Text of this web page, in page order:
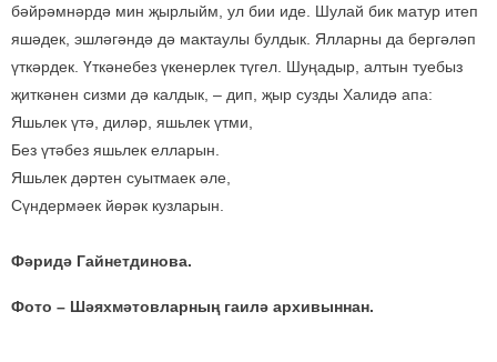
бәйрәмнәрдә мин җырлыйм, ул бии иде. Шулай бик матур итеп
яшәдек, эшләгәндә дә мактаулы булдык. Ялларны да бергәләп
үткәрдек. Үткәнебез үкенерлек түгел. Шуңадыр, алтын туебыз
җиткәнен сизми дә калдык, – дип, җыр сузды Халидә апа:
Яшьлек үтә, диләр, яшьлек үтми,
Без үтәбез яшьлек елларын.
Яшьлек дәртен суытмаек әле,
Сүндермәек йөрәк кузларын.
Фәридә Гайнетдинова.
Фото – Шәяхмәтовларның гаилә архивыннан.